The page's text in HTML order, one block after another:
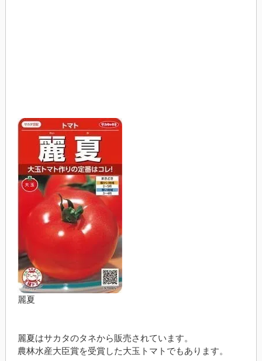
麗夏
麗夏はサカタのタネから販売されています。
農林水産大臣賞を受賞した大玉トマトでもあります。